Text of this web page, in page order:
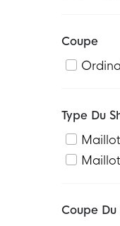
Coupe
Type Du
Coupe Du